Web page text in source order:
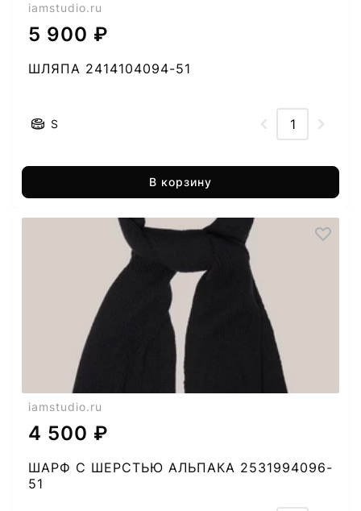
iamstudio.ru
5 900 ₽
ШЛЯПА 2414104094-51
S
В корзину
iamstudio.ru
4 500 ₽
ШАРФ C ШЕРСТЬЮ АЛЬПАКА 2531994096-
51